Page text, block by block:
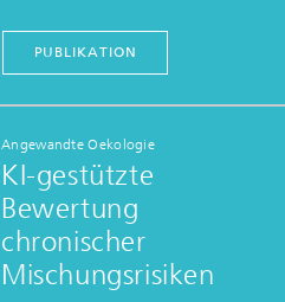
PUBLIKATION
Angewandte Oekologie
KI-gestützte
Bewertung
chronischer
Mischungsrisiken